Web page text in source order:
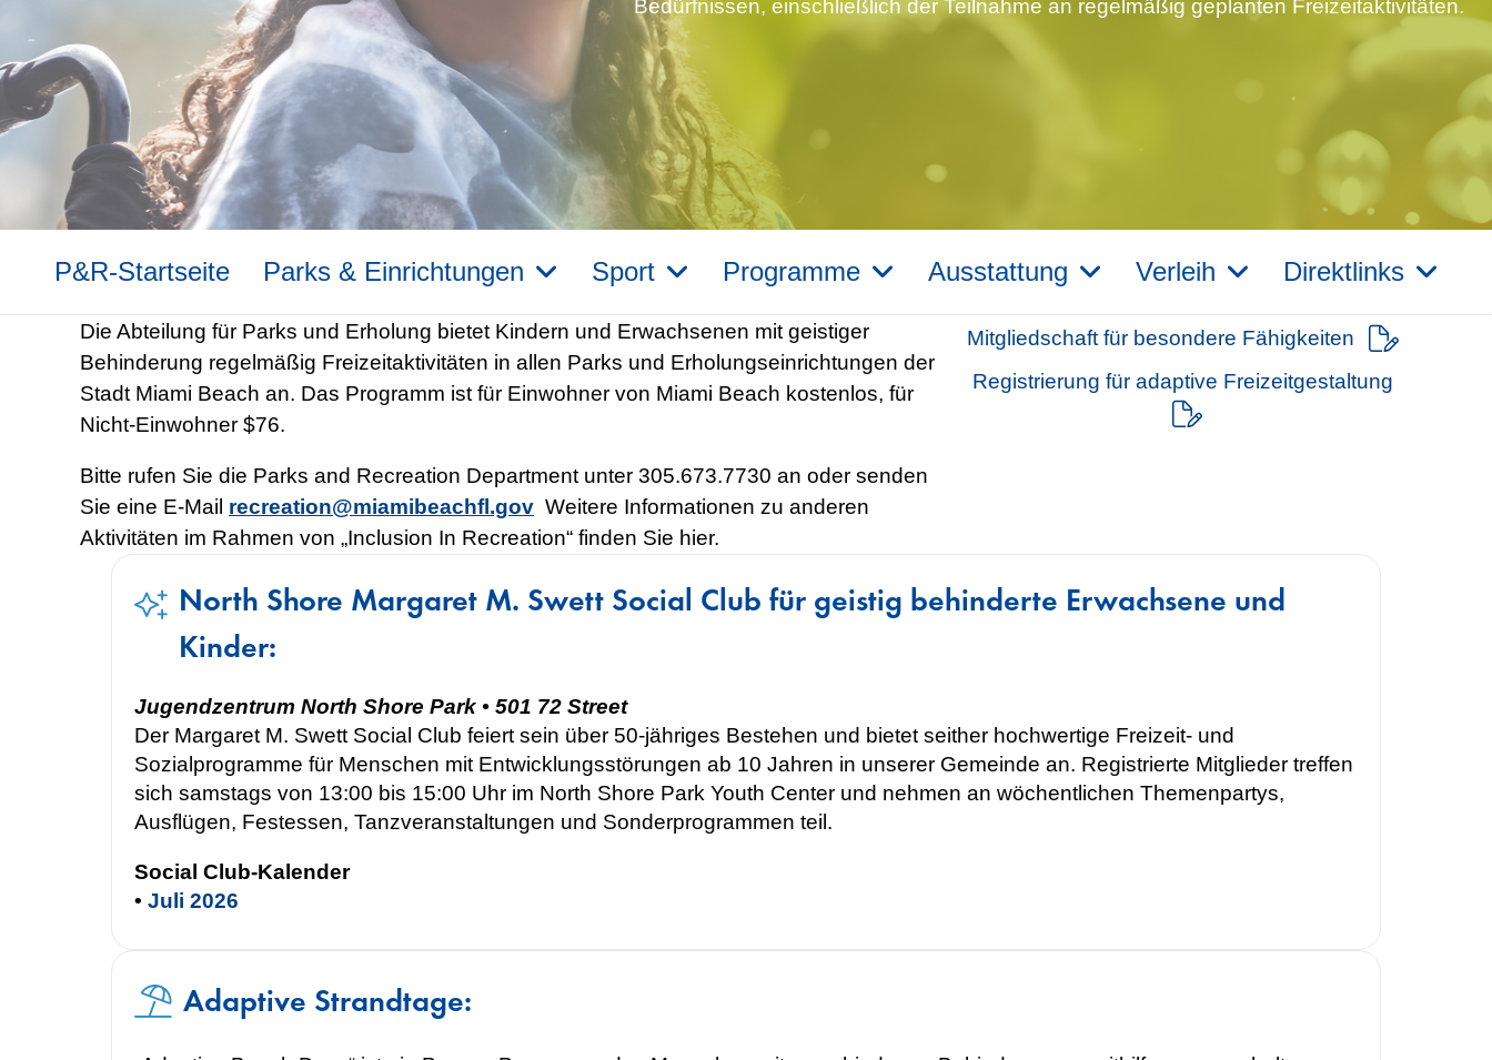
Bedürfnissen, einschließlich der Teilnahme an regelmäßig geplanten Freizeitaktivitäten.
P&R-Startseite Parks & Einrichtungen Sport Programme Ausstattung Verleih Direktlinks
Die Abteilung für Parks und Erholung bietet Kindern und Erwachsenen mit geistiger
Behinderung regelmäßig Freizeitaktivitäten in allen Parks und Erholungseinrichtungen der
Stadt Miami Beach an. Das Programm ist für Einwohner von Miami Beach kostenlos, für
Nicht-Einwohner $76.
Bitte rufen Sie die Parks and Recreation Department unter 305.673.7730 an oder senden
Sie eine E-Mail recreation@miamibeachfl.gov Weitere Informationen zu anderen
Aktivitäten im Rahmen von „Inclusion In Recreation“ finden Sie hier.
Mitgliedschaft für besondere Fähigkeiten
Registrierung für adaptive Freizeitgestaltung
North Shore Margaret M. Swett Social Club für geistig behinderte Erwachsene und
Kinder:
Jugendzentrum North Shore Park • 501 72 Street
Der Margaret M. Swett Social Club feiert sein über 50-jähriges Bestehen und bietet seither hochwertige Freizeit- und
Sozialprogramme für Menschen mit Entwicklungsstörungen ab 10 Jahren in unserer Gemeinde an. Registrierte Mitglieder treffen
sich samstags von 13:00 bis 15:00 Uhr im North Shore Park Youth Center und nehmen an wöchentlichen Themenpartys,
Ausflügen, Festessen, Tanzveranstaltungen und Sonderprogrammen teil.
Social Club-Kalender
• Juli 2026
Adaptive Strandtage: